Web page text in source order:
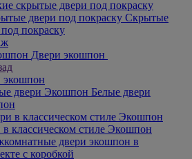
скрытые двери под покраску
Скрытые
покраску
Двери экошпон
экошпон
Белые двери
в классическом стиле Экошпон